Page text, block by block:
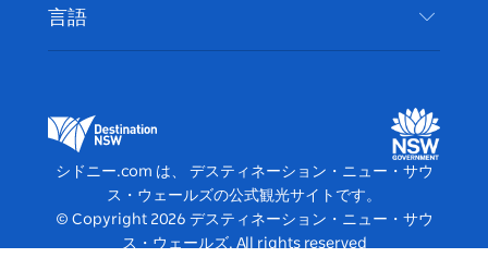
イベント
宿泊施設
ビジネスを登録する
デスティネーション・ニュー・サウス・ウェール
ズメディアセンター
ビビッド・シドニー
言語
シドニー.com は、 デスティネーション・ニュー・サウ
ス・ウェールズの公式観光サイトです。
© Copyright 2026 デスティネーション・ニュー・サウ
ス・ウェールズ. All rights reserved